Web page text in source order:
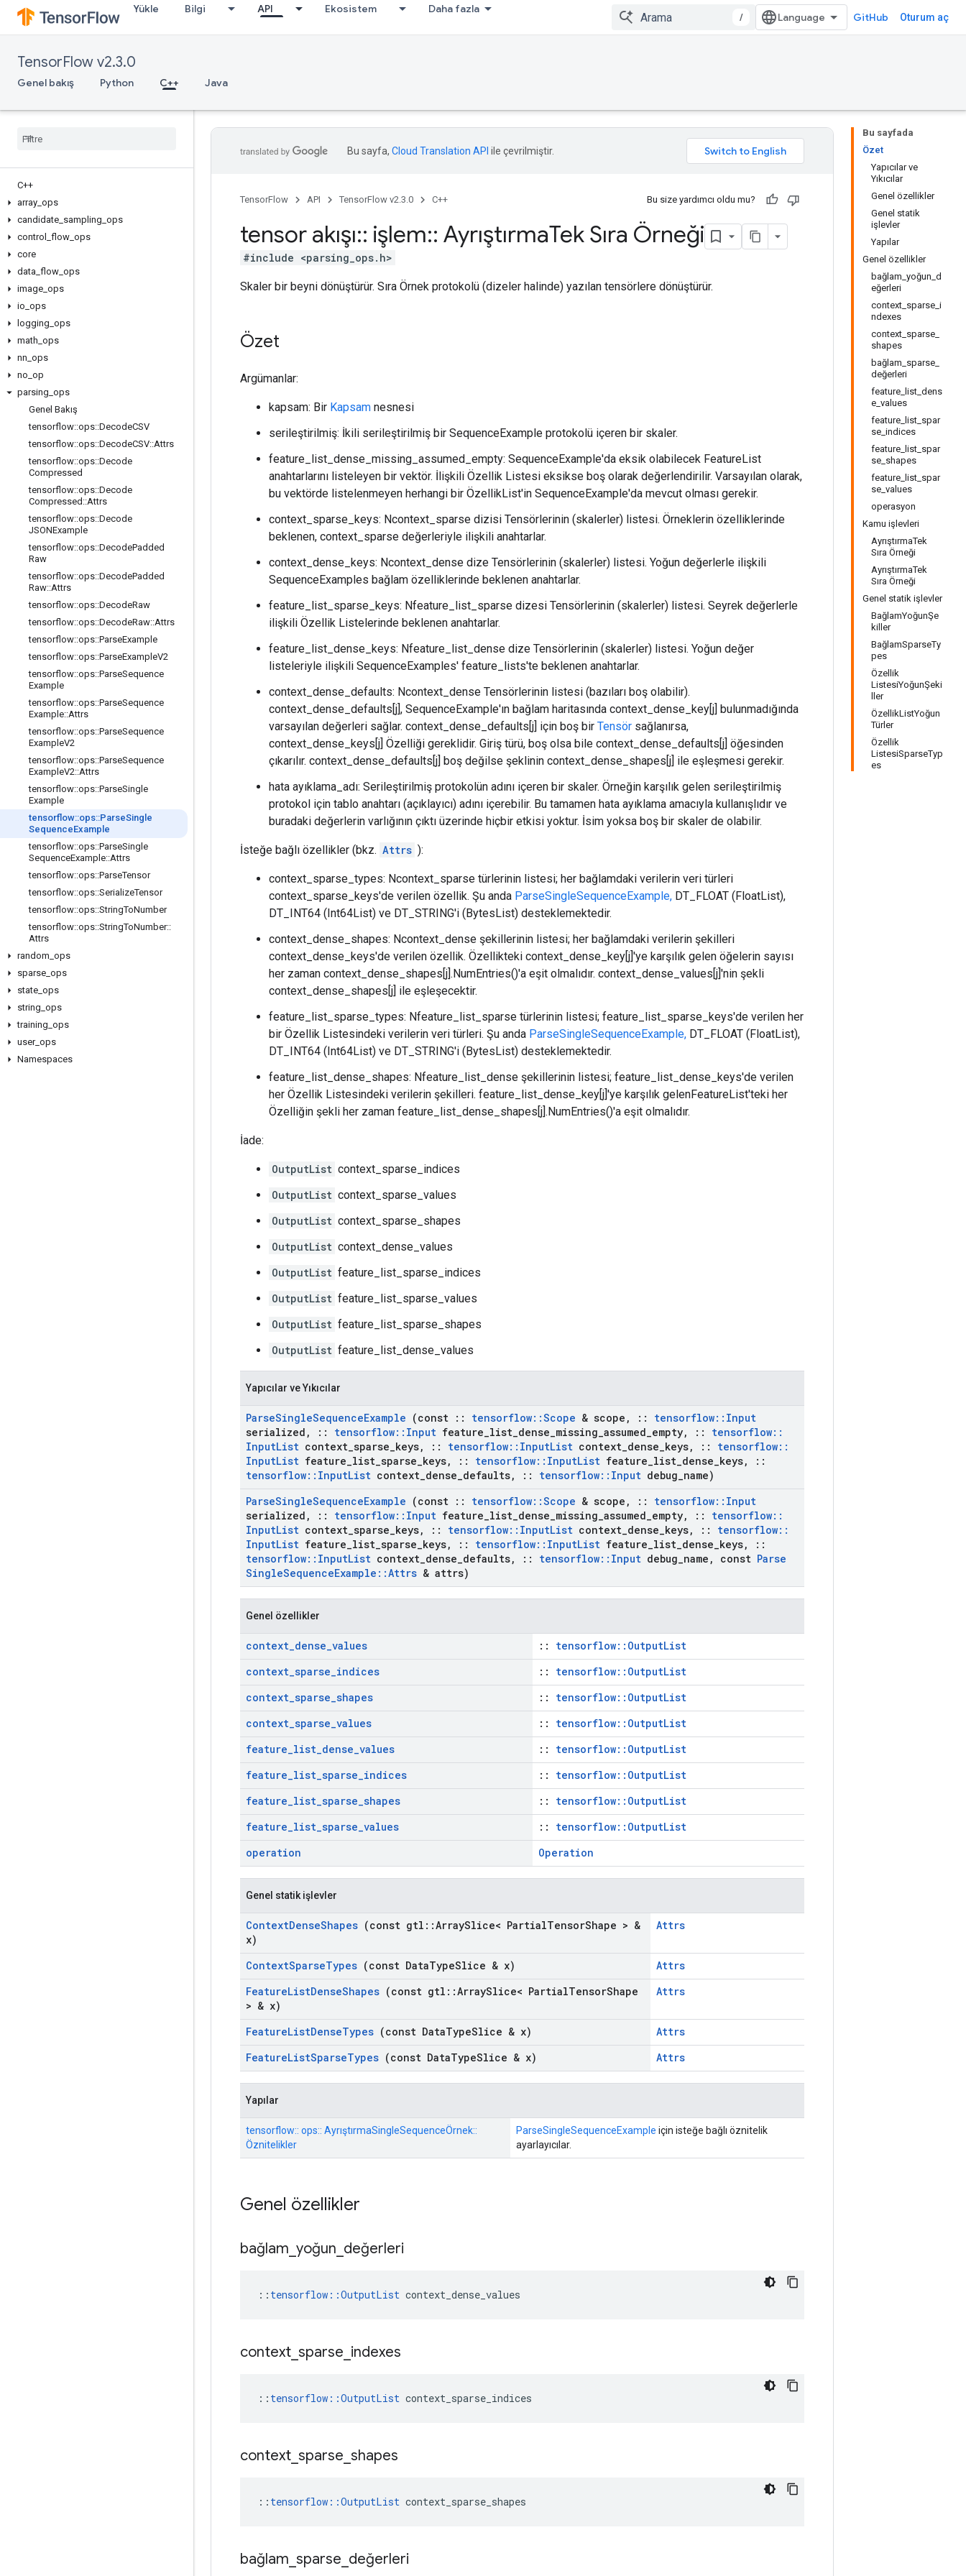
Yükle Bilgi API Ekosistem Daha fazla
/ GitHub Oturum aç
TensorFlow v2.3.0
Genel bakış Python C++ Java
C++
array ops
candidate sampling ops
control
flow ops
core
data flow ops
image ops
io ops
logging ops
math ops
nn ops
no op
parsing ops
Genel Bakış
tensorflow::ops::DecodeCSV
tensorflow::ops::DecodeCSV::Attrs
tensorflow::ops::Decode
Compressed
tensorflow::ops::Decode
Compressed ::Attrs
tensorflow::ops::Decode
JSONExample
tensorflow::ops::DecodePadded
Raw
tensorflow::ops::DecodePadded
Raw::Attrs
tensorflow::ops::DecodeRaw
tensorflow::ops::DecodeRaw::Attrs
tensorflow::ops::ParseExample
tensorflow::ops::ParseExampleV2
tensorflow::ops::ParseSequence
Example
tensorflow::ops::ParseSequence
Example::Attrs
tensorflow::ops::ParseSequence
ExampleV2
tensorflow::ops::ParseSequence
ExampleV2::Attrs
tensorflow::ops::ParseSingle
Example
tensorflow::ops::ParseSingle
SequenceExample
tensorflow::ops::ParseSingle
SequenceExample::Attrs
tensorflow::ops::ParseTensor
tensorflow::ops::SerializeTensor
tensorflow::ops::StringToNumber
tensorflow::ops::StringToNumber::
Attrs
random ops
sparse ops
state ops
string ops
training ops
user_ ops
Namespaces
Bu sayfada
Özet
Yapıcılar ve
Yıkıcılar
Genel özellikler
Genel statik
işlevler
Yapılar
Genel özellikler
bağlam_yoğun_d
eğerleri
context_sparse_i
ndexes
context_sparse_
shapes
bağlam_sparse_
değerleri
feature_list_dens
e_values
feature_list_spar
se_indices
feature_list_spar
se_shapes
feature_list_spar
se_values
operasyon
Kamu işlevleri
AyrıştırmaTek
Sıra Örneği
AyrıştırmaTek
Sıra Örneği
Genel statik işlevler
BağlamYoğunŞe
killer
BağlamSparseTy
pes
Özellik
ListesiYoğunŞeki
ller
ÖzellikListYoğun
Türler
Özellik
ListesiSparseTyp
es
Bu sayfa, Cloud Translation API ile çevrilmiştir.
TensorFlow API TensorFlow v2.3.0 C++ Bu size yardımcı oldu mu?
tensor akışı:: işlem:: AyrıştırmaTek Sıra Örneği
#include <parsing_ops.h>
Skaler bir beyni dönüştürür. Sıra Örnek protokolü (dizeler halinde) yazılan tensörlere dönüştürür.
Özet
Argümanlar:
kapsam: Bir Kapsam nesnesi
serileştirilmiş: İkili serileştirilmiş bir SequenceExample protokolü içeren bir skaler.
feature_list_dense_missing_assumed_empty: SequenceExample'da eksik olabilecek FeatureList
anahtarlarını listeleyen bir vektör. İlişkili Özellik Listesi eksikse boş olarak değerlendirilir. Varsayılan olarak,
bu vektörde listelenmeyen herhangi bir ÖzellikList'in SequenceExample'da mevcut olması gerekir.
context_sparse_keys: Ncontext_sparse dizisi Tensörlerinin (skalerler) listesi. Örneklerin özelliklerinde
beklenen, context_sparse değerleriyle ilişkili anahtarlar.
context_dense_keys: Ncontext_dense dize Tensörlerinin (skalerler) listesi. Yoğun değerlerle ilişkili
SequenceExamples bağlam özelliklerinde beklenen anahtarlar.
feature_list_sparse_keys: Nfeature_list_sparse dizesi Tensörlerinin (skalerler) listesi. Seyrek değerlerle
ilişkili Özellik Listelerinde beklenen anahtarlar.
feature_list_dense_keys: Nfeature_list_dense dize Tensörlerinin (skalerler) listesi. Yoğun değer
listeleriyle ilişkili SequenceExamples' feature_lists'te beklenen anahtarlar.
context_dense_defaults: Ncontext_dense Tensörlerinin listesi (bazıları boş olabilir).
context_dense_defaults[j], SequenceExample'ın bağlam haritasında context_dense_key[j] bulunmadığında
varsayılan değerleri sağlar. context_dense_defaults[j] için boş bir Tensör sağlanırsa,
context_dense_keys[j] Özelliği gereklidir. Giriş türü, boş olsa bile context_dense_defaults[j] öğesinden
çıkarılır. context_dense_defaults[j] boş değilse şeklinin context_dense_shapes[j] ile eşleşmesi gerekir.
hata ayıklama_adı: Serileştirilmiş protokolün adını içeren bir skaler. Örneğin karşılık gelen serileştirilmiş
protokol için tablo anahtarı (açıklayıcı) adını içerebilir. Bu tamamen hata ayıklama amacıyla kullanışlıdır ve
buradaki değerlerin varlığının çıktı üzerinde hiçbir etkisi yoktur. İsim yoksa boş bir skaler de olabilir.
İsteğe bağlı özellikler (bkz. Attrs ):
context_sparse_types: Ncontext_sparse türlerinin listesi; her bağlamdaki verilerin veri türleri
context_sparse_keys'de verilen özellik. Şu anda ParseSingleSequenceExample, DT_FLOAT (FloatList),
DT_INT64 (Int64List) ve DT_STRING'i (BytesList) desteklemektedir.
context_dense_shapes: Ncontext_dense şekillerinin listesi; her bağlamdaki verilerin şekilleri
context_dense_keys'de verilen özellik. Özellikteki context_dense_key[j]'ye karşılık gelen öğelerin sayısı
her zaman context_dense_shapes[j].NumEntries()'a eşit olmalıdır. context_dense_values[j]'nin şekli
context_dense_shapes[j] ile eşleşecektir.
feature_list_sparse_types: Nfeature_list_sparse türlerinin listesi; feature_list_sparse_keys'de verilen her
bir Özellik Listesindeki verilerin veri türleri. Şu anda ParseSingleSequenceExample, DT_FLOAT (FloatList),
DT_INT64 (Int64List) ve DT_STRING'i (BytesList) desteklemektedir.
feature_list_dense_shapes: Nfeature_list_dense şekillerinin listesi; feature_list_dense_keys'de verilen
her Özellik Listesindeki verilerin şekilleri. feature_list_dense_key[j]'ye karşılık gelenFeatureList'teki her
Özelliğin şekli her zaman feature_list_dense_shapes[j].NumEntries()'a eşit olmalıdır.
İade:
OutputList context_sparse_indices
OutputList context_sparse_values
OutputList context_sparse_shapes
OutputList context_dense_values
OutputList feature_list_sparse_indices
OutputList feature_list_sparse_values
OutputList feature_list_sparse_shapes
OutputList feature_list_dense_values
Yapıcılar ve Yıkıcılar
ParseSingleSequenceExample (const :: tensorflow::Scope & scope , :: tensorflow:: Input
serialized , :: tensorflow:: Input feature list dense missing assumed empty, :: tensorflow::
InputList context sparse keys, :: tensorflow:: InputList context dense keys, :: tensorflow::
InputList feature list sparse keys, :: tensorflow:: InputList feature list dense keys,
::
tensorflow:: InputList context dense defaults, :: tensorflow:: Input debug name)
ParseSingleSequenceExample (const :: tensorflow::Scope & scope , :: tensorflow:: Input
serialized , :: tensorflow:: Input feature list dense missing assumed empty, :: tensorflow::
InputList context sparse keys, :: tensorflow:: InputList context dense keys, :: tensorflow::
InputList feature list sparse keys, :: tensorflow:: InputList feature list dense keys,
::
tensorflow:: InputList context dense defaults, :: tensorflow:: Input debug name , const Parse
SingleSequenceExample ::Attrs & attrs)
Genel özellikler
context_dense_values :: tensorflow::OutputList
context_sparse_indices :: tensorflow::OutputList
context_sparse_shapes :: tensorflow::OutputList
context_sparse_values :: tensorflow::OutputList
feature_list_dense_values :: tensorflow::OutputList
feature_list_sparse_indices :: tensorflow::OutputList
feature_list_sparse_shapes :: tensorflow::OutputList
feature_list_sparse_values :: tensorflow::OutputList
operation
Operation
Genel statik işlevler
ContextDenseShapes (const gtl ::ArraySlice< PartialTensorShape > &
x)
Attrs
ContextSparseTypes (const DataTypeSlice & x)
Attrs
FeatureListDenseShapes (const gtl ::ArraySlice< PartialTensorShape
> & x)
Attrs
FeatureListDenseTypes (const DataTypeSlice & x)
Attrs
FeatureListSparseTypes (const DataTypeSlice & x) Attrs
Yapılar
tensorflow:: ops:: AyrıştırmaSingleSequenceÖrnek::
Öznitelikler
ParseSingleSequenceExample için isteğe bağlı öznitelik
ayarlayıcılar.
Genel özellikler
bağlam yoğun değerleri
:: tensorflow::OutputList context_dense_values
context sparse indexes
:: tensorflow::OutputList context_sparse_indices
context sparse shapes
:: tensorflow::OutputList context_sparse_shapes
bağlam sparse değerleri